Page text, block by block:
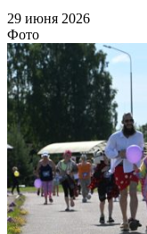
29 июня 2026
Фото